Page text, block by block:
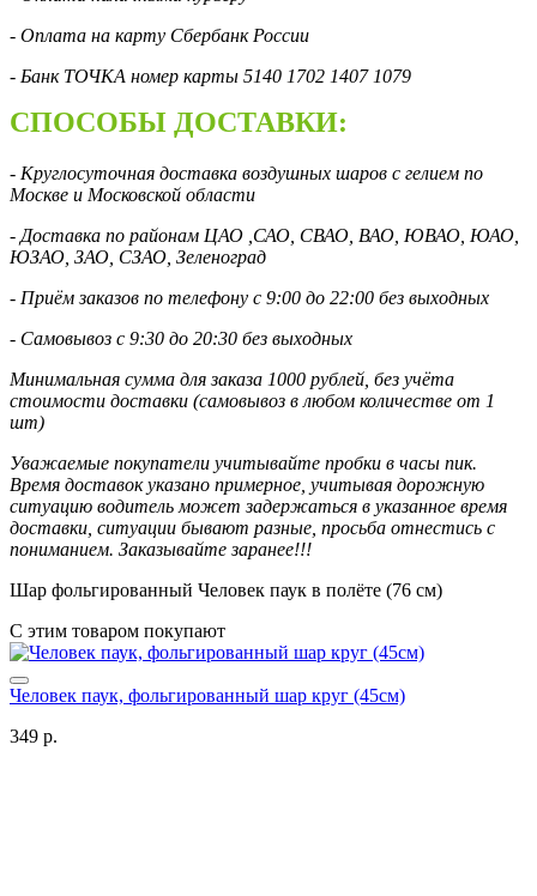
- Оплата на карту Сбербанк России
- Банк ТОЧКА номер карты 5140 1702 1407 1079
СПОСОБЫ ДОСТАВКИ:
- Круглосуточная доставка воздушных шаров с гелием по
Москве и Московской области
- Доставка по районам ЦАО ,САО, СВАО, ВАО, ЮВАО, ЮАО,
ЮЗАО, ЗАО, СЗАО, Зеленоград
- Приём заказов по телефону с 9:00 до 22:00 без выходных
- Самовывоз с 9:30 до 20:30 без выходных
Минимальная сумма для заказа 1000 рублей, без учёта
стоимости доставки (самовывоз в любом количестве от 1
шт)
Уважаемые покупатели учитывайте пробки в часы пик.
Время доставок указано примерное, учитывая дорожную
ситуацию водитель может задержаться в указанное время
доставки, ситуации бывают разные, просьба отнестись с
пониманием. Заказывайте заранее!!!
Шар фольгированный Человек паук в полёте (76 см)
С этим товаром покупают
Человек паук, фольгированный шар круг (45см)
349 р.